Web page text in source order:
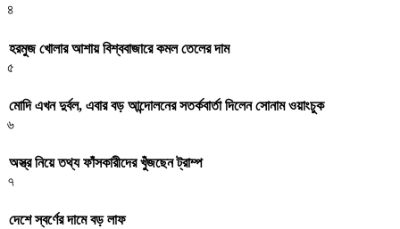
৪
হরমুজ খোলার আশায় বিশ্ববাজারে কমল তেলের দাম
৫
মোদি এখন দুর্বল, এবার বড় আন্দোলনের সতর্কবার্তা দিলেন সোনাম ওয়াংচুক
৬
অস্ত্র নিয়ে তথ্য ফাঁসকারীদের খুঁজছেন ট্রাম্প
৭
দেশে স্বর্ণের দামে বড় লাফ